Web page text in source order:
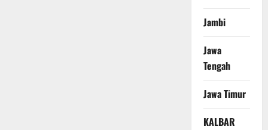
Jambi
Jawa
Tengah
Jawa Timur
KALBAR